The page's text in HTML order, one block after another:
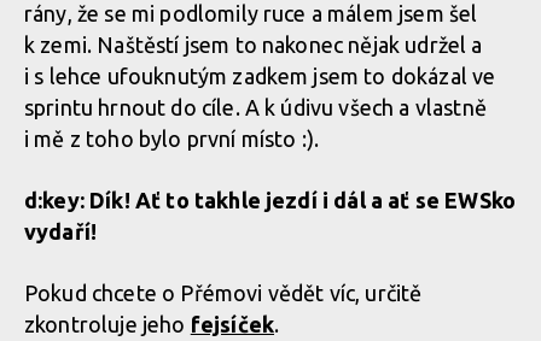
rány, že se mi podlomily ruce a málem jsem šel
k zemi. Naštěstí jsem to nakonec nějak udržel a
i s lehce ufouknutým zadkem jsem to dokázal ve
sprintu hrnout do cíle. A k údivu všech a vlastně
i mě z toho bylo první místo :).
d:key: Dík! Ať to takhle jezdí i dál a ať se EWSko
vydaří!
Pokud chcete o Přémovi vědět víc, určitě
zkontroluje jeho fejsíček.